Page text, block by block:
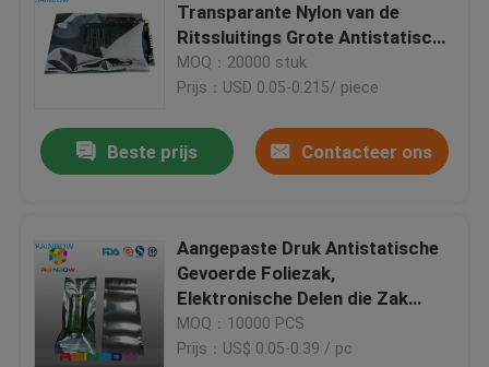
Transparante Nylon van de
Ritssluitings Grote Antistatische
Zak
MOQ：20000 stuk
Prijs：USD 0.05-0.215/ piece
Beste prijs Contacteer ons
Aangepaste Druk Antistatische
Gevoerde Foliezak,
Elektronische Delen die Zak
verpakt
MOQ：10000 PCS
Prijs：US$ 0.05-0.39 / pc